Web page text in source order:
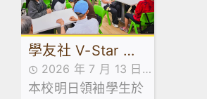
學友社 V-Star 計
劃 — 長者探訪日
2026 年 7 月 13 日
活動花絮
本校明日領袖學生於